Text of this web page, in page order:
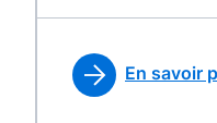
En savoir